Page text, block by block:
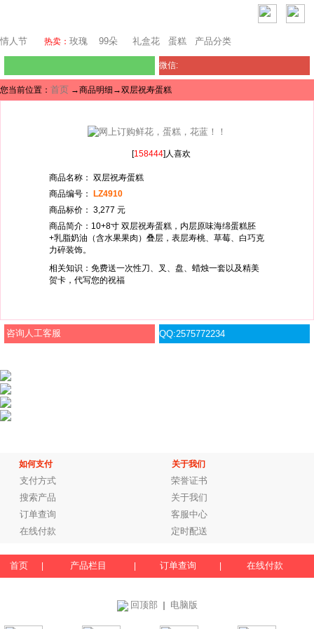
情人节 热卖： 玫瑰 99朵 礼盒花 蛋糕 产品分类
微信:
您当前位置： 首页 →商品明细→双层祝寿蛋糕
[158444]人喜欢
商品名称： 双层祝寿蛋糕
商品编号：
LZ4910
商品标价： 3,277 元
商品简介：10+8寸 双层祝寿蛋糕，内层原味海绵蛋糕胚
+乳脂奶油（含水果果肉）叠层，表层寿桃、草莓、白巧克
力碎装饰。
相关知识：免费送一次性刀、叉、盘、蜡烛一套以及精美
贺卡，代写您的祝福
咨询人工客服 QQ:2575772234
如何支付 关于我们
支付方式
荣誉证书
搜索产品
关于我们
订单查询
客服中心
在线付款
定时配送
首页 产品栏目 订单查询 在线付款
回顶部 电脑版